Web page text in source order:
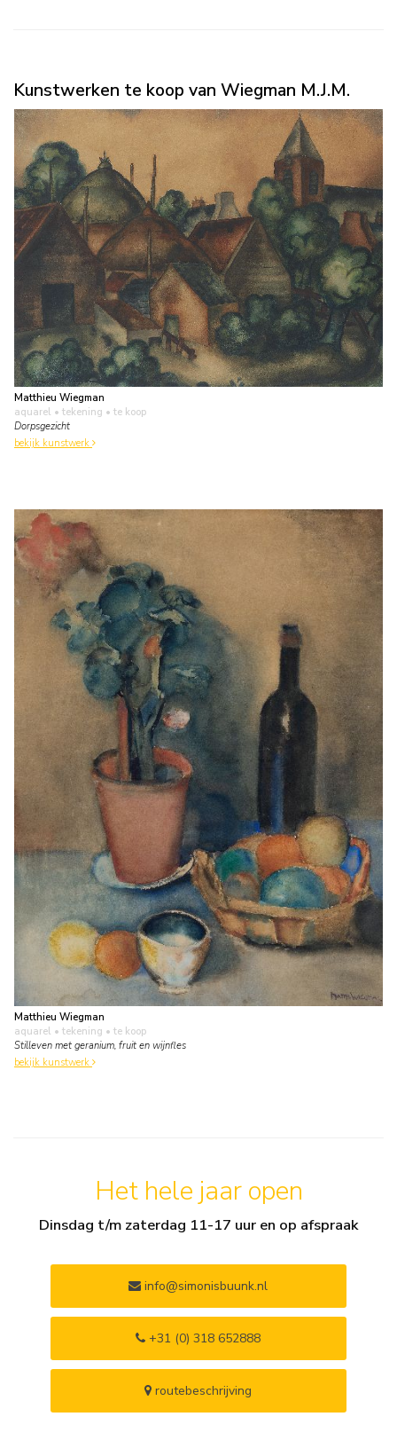
Kunstwerken te koop van Wiegman M.J.M.
Matthieu Wiegman
aquarel • tekening • te koop
Dorpsgezicht
bekijk kunstwerk
Matthieu Wiegman
aquarel • tekening • te koop
Stilleven met geranium, fruit en wijnfles
bekijk kunstwerk
Het hele jaar open
Dinsdag t/m zaterdag 11-17 uur en op afspraak
info@simonisbuunk.nl
+31 (0) 318 652888
routebeschrijving